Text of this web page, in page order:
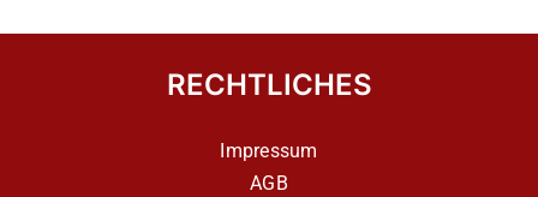
RECHTLICHES
Impressum
AGB